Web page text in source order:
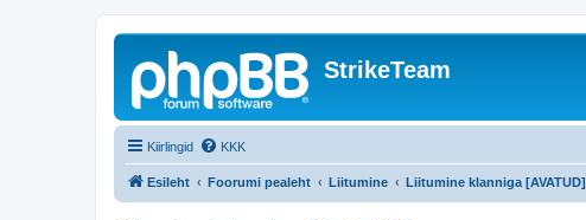
StrikeTeam
Kiirlingid KKK
Esileht Foorumi pealeht Liitumine Liitumine klanniga [AVATUD]